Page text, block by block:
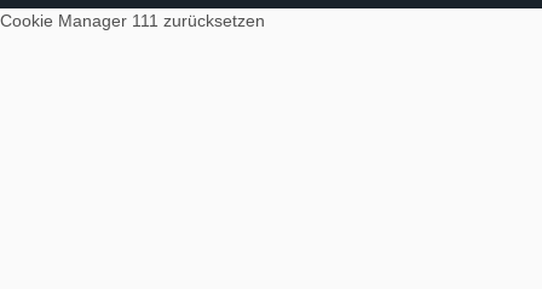
Cookie Manager 111 zurücksetzen